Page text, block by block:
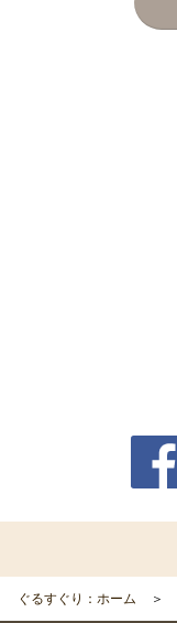
ぐるすぐり：ホーム